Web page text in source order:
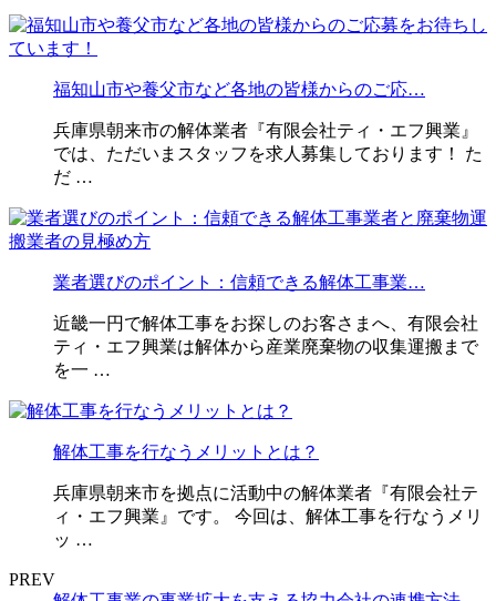
福知山市や養父市など各地の皆様からのご応…
兵庫県朝来市の解体業者『有限会社ティ・エフ興業』
では、ただいまスタッフを求人募集しております！ た
だ …
業者選びのポイント：信頼できる解体工事業…
近畿一円で解体工事をお探しのお客さまへ、有限会社
ティ・エフ興業は解体から産業廃棄物の収集運搬まで
を一 …
解体工事を行なうメリットとは？
兵庫県朝来市を拠点に活動中の解体業者『有限会社テ
ィ・エフ興業』です。 今回は、解体工事を行なうメリ
ッ …
PREV